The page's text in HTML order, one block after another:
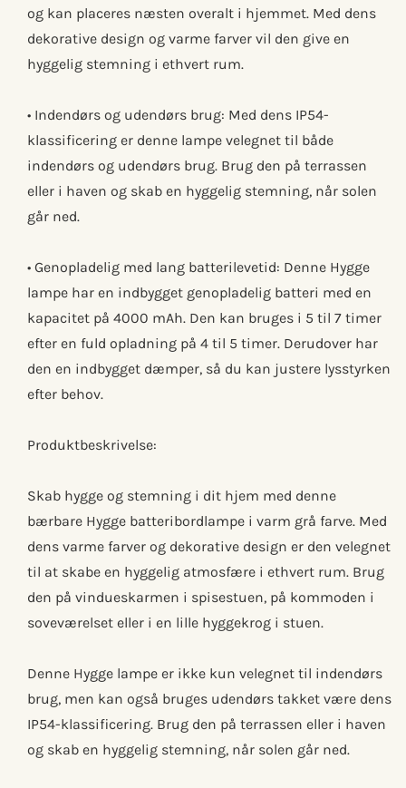
og kan placeres næsten overalt i hjemmet. Med dens
dekorative design og varme farver vil den give en
hyggelig stemning i ethvert rum.
• Indendørs og udendørs brug: Med dens IP54-
klassificering er denne lampe velegnet til både
indendørs og udendørs brug. Brug den på terrassen
eller i haven og skab en hyggelig stemning, når solen
går ned.
• Genopladelig med lang batterilevetid: Denne Hygge
lampe har en indbygget genopladelig batteri med en
kapacitet på 4000 mAh. Den kan bruges i 5 til 7 timer
efter en fuld opladning på 4 til 5 timer. Derudover har
den en indbygget dæmper, så du kan justere lysstyrken
efter behov.
Produktbeskrivelse:
Skab hygge og stemning i dit hjem med denne
bærbare Hygge batteribordlampe i varm grå farve. Med
dens varme farver og dekorative design er den velegnet
til at skabe en hyggelig atmosfære i ethvert rum. Brug
den på vindueskarmen i spisestuen, på kommoden i
soveværelset eller i en lille hyggekrog i stuen.
Denne Hygge lampe er ikke kun velegnet til indendørs
brug, men kan også bruges udendørs takket være dens
IP54-klassificering. Brug den på terrassen eller i haven
og skab en hyggelig stemning, når solen går ned.